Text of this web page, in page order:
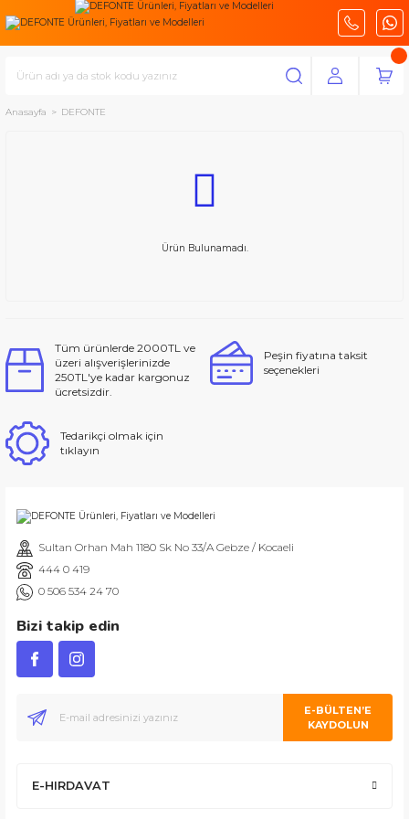
Anasayfa DEFONTE
Ürün Bulunamadı.
Tüm ürünlerde 2000TL ve
üzeri alışverişlerinizde
250TL'ye kadar kargonuz
ücretsizdir.
Peşin fiyatına taksit
seçenekleri
Tedarikçi olmak için
tıklayın
Sultan Orhan Mah 1180 Sk No 33/A Gebze / Kocaeli
444 0 419
0 506 534 24 70
Bizi takip edin
E-BÜLTEN’E
KAYDOLUN
E-HIRDAVAT